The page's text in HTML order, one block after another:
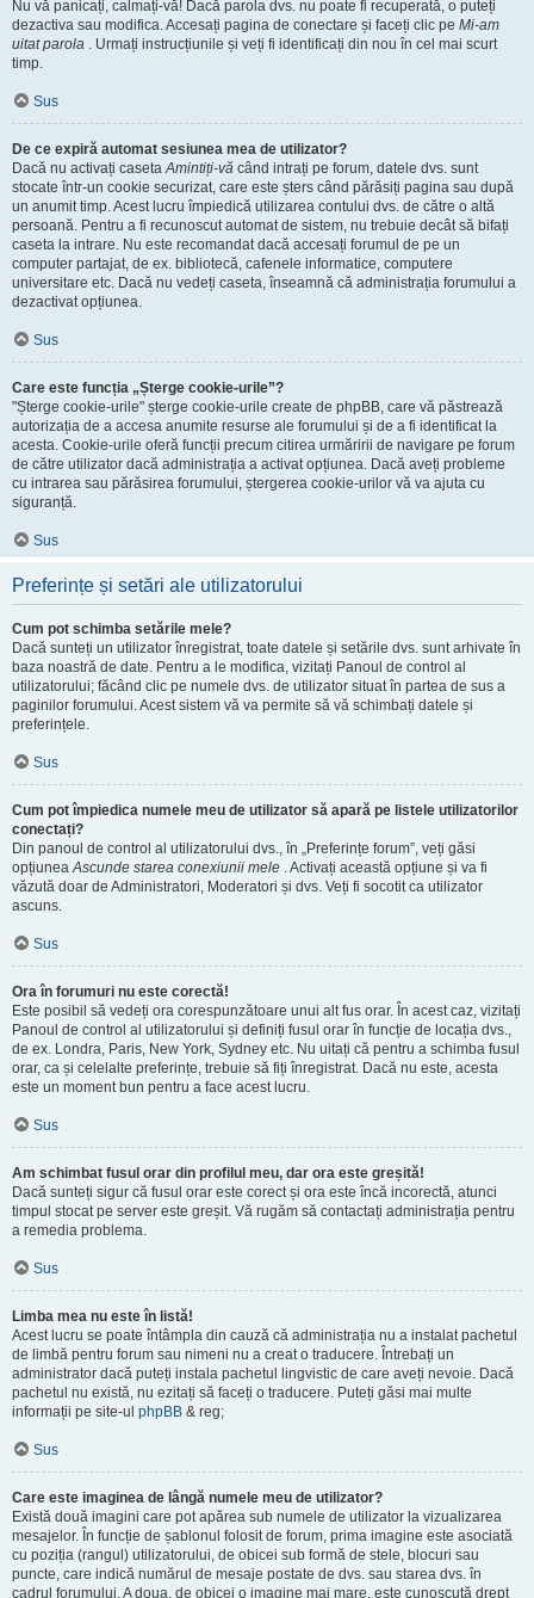
Nu vă panicați, calmați-vă! Dacă parola dvs. nu poate fi recuperată, o puteți
dezactiva sau modifica. Accesați pagina de conectare și faceți clic pe Mi-am
uitat parola . Urmați instrucțiunile și veți fi identificați din nou în cel mai scurt
timp.
Sus
De ce expiră automat sesiunea mea de utilizator?
Dacă nu activați casetaAmintiți-vă când intrați pe forum, datele dvs. sunt
stocate într-un cookie securizat, care este șters când părăsiți pagina sau după
un anumit timp. Acest lucru împiedică utilizarea contului dvs. de către o altă
persoană. Pentru a fi recunoscut automat de sistem, nu trebuie decât să bifați
caseta la intrare. Nu este recomandat dacă accesați forumul de pe un
computer partajat, de ex. bibliotecă, cafenele informatice, computere
universitare etc. Dacă nu vedeți caseta, înseamnă că administrația forumului a
dezactivat opțiunea.
Sus
Care este funcția „Șterge cookie-urile”?
"Șterge cookie-urile" șterge cookie-urile create de phpBB, care vă păstrează
autorizația de a accesa anumite resurse ale forumului și de a fi identificat la
acesta. Cookie-urile oferă funcții precum citirea urmăririi de navigare pe forum
de către utilizator dacă administrația a activat opțiunea. Dacă aveți probleme
cu intrarea sau părăsirea forumului, ștergerea cookie-urilor vă va ajuta cu
siguranță.
Sus
Preferințe și setări ale utilizatorului
Cum pot schimba setările mele?
Dacă sunteți un utilizator înregistrat, toate datele și setările dvs. sunt arhivate în
baza noastră de date. Pentru a le modifica, vizitați Panoul de control al
utilizatorului; făcând clic pe numele dvs. de utilizator situat în partea de sus a
paginilor forumului. Acest sistem vă va permite să vă schimbați datele și
preferințele.
Sus
Cum pot împiedica numele meu de utilizator să apară pe listele utilizatorilor
conectați?
Din panoul de control al utilizatorului dvs., în „Preferințe forum”, veți găsi
opțiuneaAscunde starea conexiunii mele . Activați această opțiune și va fi
văzută doar de Administratori, Moderatori și dvs. Veți fi socotit ca utilizator
ascuns.
Sus
Ora în forumuri nu este corectă!
Este posibil să vedeți ora corespunzătoare unui alt fus orar. În acest caz, vizitați
Panoul de control al utilizatorului și definiți fusul orar în funcție de locația dvs.,
de ex. Londra, Paris, New York, Sydney etc. Nu uitați că pentru a schimba fusul
orar, ca și celelalte preferințe, trebuie să fiți înregistrat. Dacă nu este, acesta
este un moment bun pentru a face acest lucru.
Sus
Am schimbat fusul orar din profilul meu, dar ora este greșită!
Dacă sunteți sigur că fusul orar este corect și ora este încă incorectă, atunci
timpul stocat pe server este greșit. Vă rugăm să contactați administrația pentru
a remedia problema.
Sus
Limba mea nu este în listă!
Acest lucru se poate întâmpla din cauză că administrația nu a instalat pachetul
de limbă pentru forum sau nimeni nu a creat o traducere. Întrebați un
administrator dacă puteți instala pachetul lingvistic de care aveți nevoie. Dacă
pachetul nu există, nu ezitați să faceți o traducere. Puteți găsi mai multe
informații pe site-ul phpBB & reg;
Sus
Care este imaginea de lângă numele meu de utilizator?
Există două imagini care pot apărea sub numele de utilizator la vizualizarea
mesajelor. În funcție de șablonul folosit de forum, prima imagine este asociată
cu poziția (rangul) utilizatorului, de obicei sub formă de stele, blocuri sau
puncte, care indică numărul de mesaje postate de dvs. sau starea dvs. în
cadrul forumului. A doua, de obicei o imagine mai mare, este cunoscută drept